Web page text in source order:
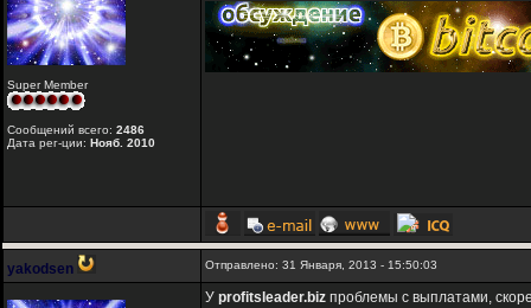
Super Member
Сообщений всего: 2486
Дата рег-ции: Нояб. 2010
yakodsen Отправлено: 31 Января, 2013 - 15:50:03
У profitsleader.biz проблемы с выплатами,